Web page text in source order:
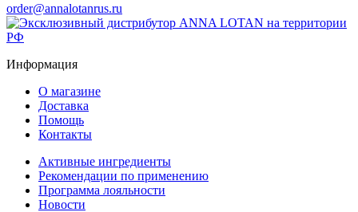
order@annalotanrus.ru
Информация
О магазине
Доставка
Помощь
Контакты
Активные ингредиенты
Рекомендации по применению
Программа лояльности
Новости